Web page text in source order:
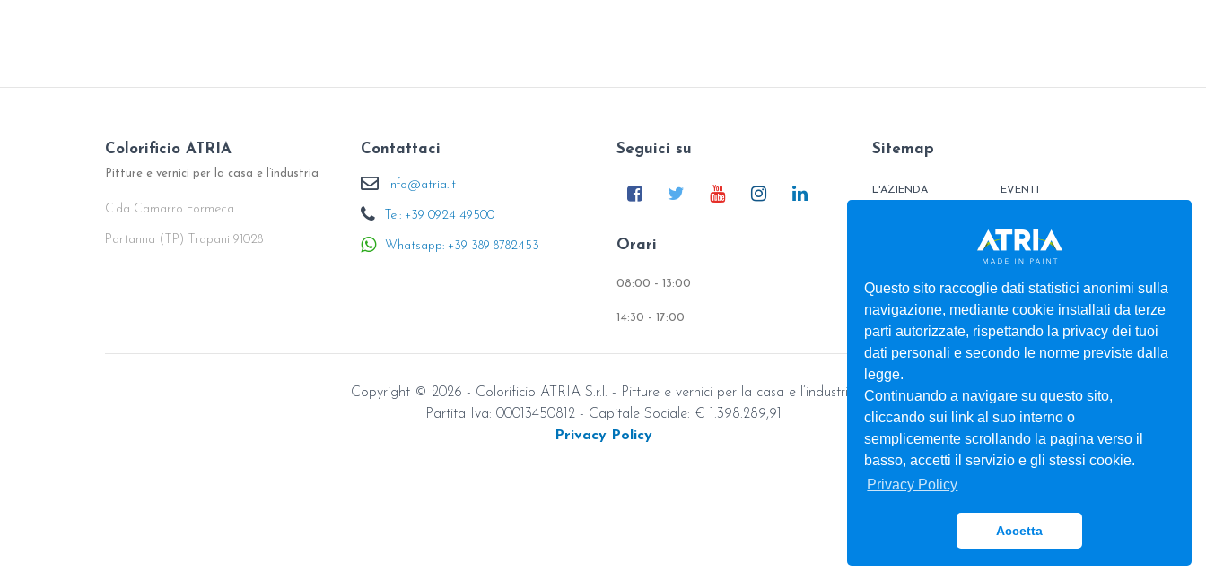
Questo sito raccoglie dati statistici anonimi sulla
navigazione, mediante cookie installati da terze
parti autorizzate, rispettando la privacy dei tuoi
dati personali e secondo le norme previste dalla
legge.
Continuando a navigare su questo sito,
cliccando sui link al suo interno o
semplicemente scrollando la pagina verso il
basso, accetti il servizio e gli stessi cookie.
Privacy Policy
Accetta
Colorificio ATRIA
Pitture e vernici per la casa e l’industria
C.da Camarro Formeca
Partanna (TP) Trapani 91028
Contattaci
info@atria.it
Tel: +39 0924 49500
Whatsapp: +39 389 8782453
Seguici su
Orari
08:00 - 13:00
14:30 - 17:00
Sitemap
L'AZIENDA
ATRIAFLOOR
SERVIZI
EVENTI
CONTATTI
AREA ORDINI
BOX
Copyright © 2026 - Colorificio ATRIA S.r.l. - Pitture e vernici per la casa e l’industria
Partita Iva: 00013450812 - Capitale Sociale: € 1.398.289,91
Privacy Policy